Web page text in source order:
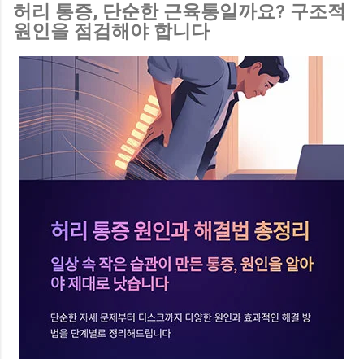
허리 통증, 단순한 근육통일까요? 구조적
원인을 점검해야 합니다